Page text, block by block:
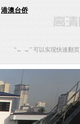
港澳台侨
“← →” 可以实现快速翻页